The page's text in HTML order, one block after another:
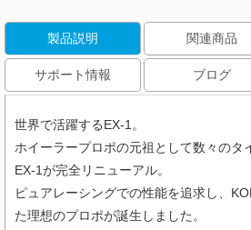
製品説明 関連商品
サポート情報 ブログ
世界で活躍するEX-1。
ホイーラープロポの元祖として数々のタ
EX-1が完全リニューアル。
ピュアレーシングでの性能を追求し、
た理想のプロポが誕生しました。